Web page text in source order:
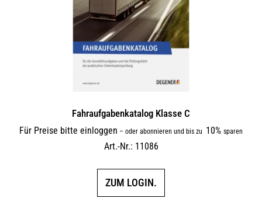
Fahraufgabenkatalog Klasse C
Für Preise bitte einloggen – oder abonnieren und bis zu 10% sparen
Art.-Nr.: 11086
ZUM LOGIN.